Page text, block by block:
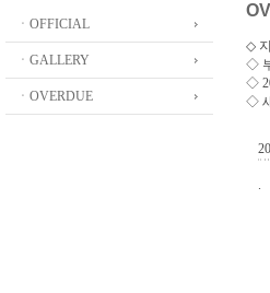
ㆍOFFICIAL
ㆍGALLERY
ㆍOVERDUE
◇
◇
◇
◇
.